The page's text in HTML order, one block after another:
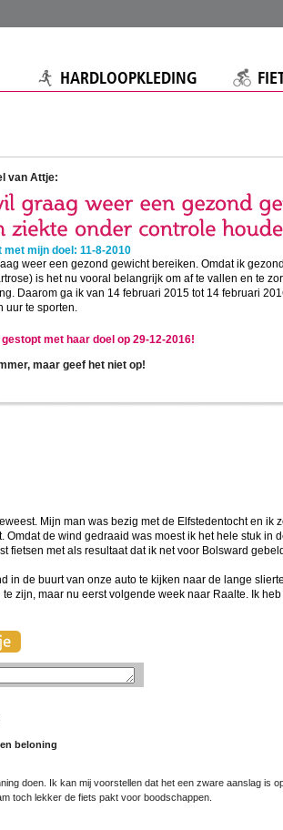
van Attje:
met mijn doel: 11-8-2010
weer een gezond gewicht bereiken. Omdat ik
is het nu vooral belangrijk om af te vallen en te
Daarom ga ik van 14 februari 2015 tot 14 februari
uur te sporten.
met haar doel op 29-12-2016!
maar geef het niet op!
Mijn man was bezig met de Elfstedentocht en ik
Omdat de wind gedraaid was moest ik het hele stuk in
fietsen met als resultaat dat ik net voor Bolsward
in de buurt van onze auto te kijken naar de lange
zijn, maar nu eerst volgende week naar Raalte. Ik
beloning
doen. Ik kan mij voorstellen dat het een zware aanslag is
toch lekker de fiets pakt voor boodschappen.
HARDLOOPKLEDING